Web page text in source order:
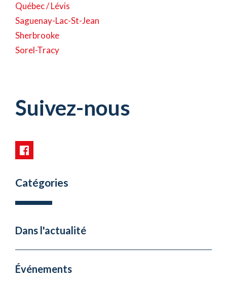
Québec / Lévis
Saguenay-Lac-St-Jean
Sherbrooke
Sorel-Tracy
Suivez-nous
Catégories
Dans l'actualité
Événements